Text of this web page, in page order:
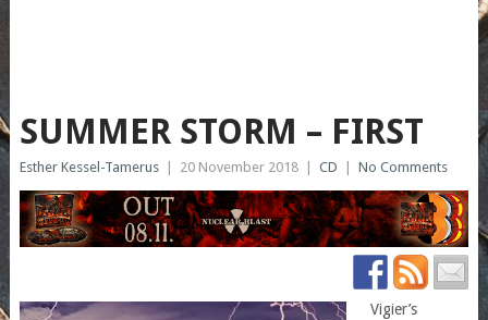
SUMMER STORM – FIRST
Esther Kessel-Tamerus 20 November 2018 CD No Comments
Vigier’s